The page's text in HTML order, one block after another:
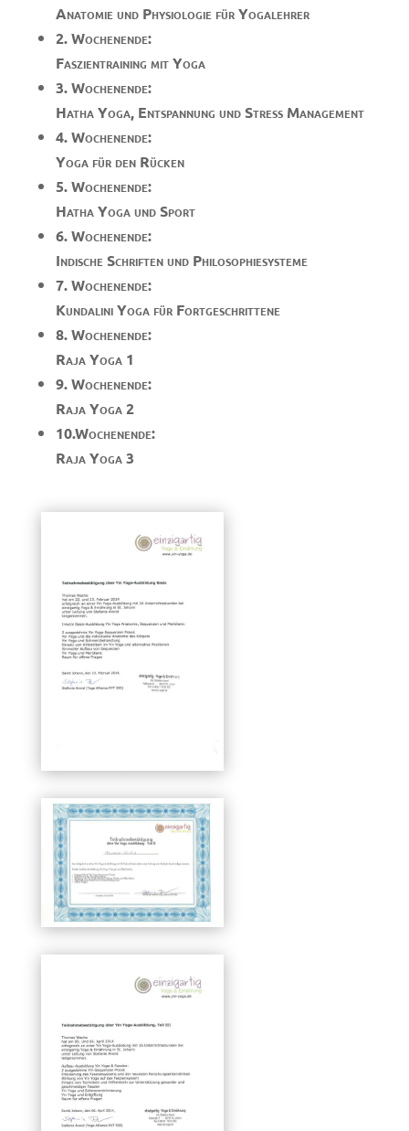
Anatomie und Physiologie für Yogalehrer
2. Wochenende:
Faszientraining mit Yoga
3. Wochenende:
Hatha Yoga, Entspannung und Stress Management
4. Wochenende:
Yoga für den Rücken
5. Wochenende:
Hatha Yoga und Sport
6. Wochenende:
Indische Schriften und Philosophiesysteme
7. Wochenende:
Kundalini Yoga für Fortgeschrittene
8. Wochenende:
Raja Yoga 1
9. Wochenende:
Raja Yoga 2
10.Wochenende:
Raja Yoga 3